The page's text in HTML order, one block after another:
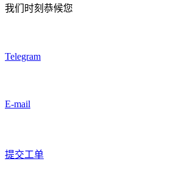
我们时刻恭候您
Telegram
E-mail
提交工单